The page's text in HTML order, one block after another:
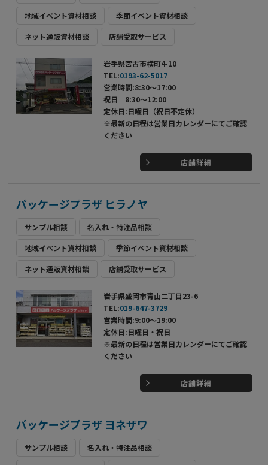
地域イベント資材相談 季節イベント資材相談
ネット通販資材相談 店舗受取サービス
岩手県宮古市横町4-10
TEL:0193-62-5017
営業時間:8:30～17:00
祝日 8:30～12:00
定休日:日曜日（祝日不定休）
※最新の日程は営業日カレンダーにてご確認
ください
店舗詳細
パッケージプラザ ヒラノヤ
サンプル相談 名入れ・特注品相談
地域イベント資材相談 季節イベント資材相談
ネット通販資材相談 店舗受取サービス
岩手県盛岡市青山二丁目23-6
TEL:019-647-3729
営業時間:9:00～19:00
定休日:日曜日・祝日
※最新の日程は営業日カレンダーにてご確認
ください
店舗詳細
パッケージプラザ ヨネザワ
サンプル相談 名入れ・特注品相談